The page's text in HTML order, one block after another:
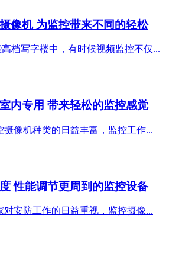
像机 为监控带来不同的轻松
写字楼中，有时候视频监控不仅...
内专用 带来轻松的监控感觉
像机种类的日益丰富，监控工作...
性能调节更周到的监控设备
安防工作的日益重视，监控摄像...